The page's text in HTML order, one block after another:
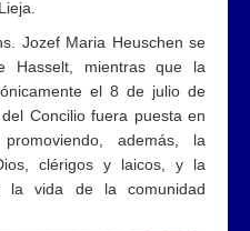
Jozef Maria Heuschen se
Hasselt, mientras que la
el 8 de julio de
Concilio fuera puesta en
además, la
clérigos y laicos, y la
la vida de la comunidad